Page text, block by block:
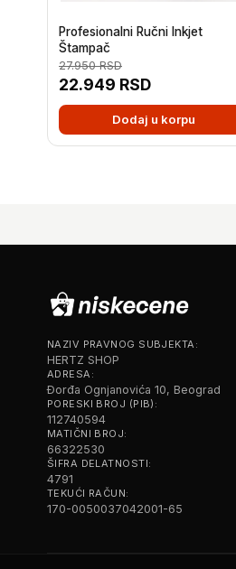
Profesionalni Ručni Inkjet
Štampač
22.949 RSD
27.950RSD
Dodaj u korpu
NAZIV PRAVNOG SUBJEKTA:
HERTZ SHOP
ADRESA:
Đorđa Ognjanovića 10, Beograd
PORESKI BROJ (PIB):
112740594
MATIČNI BROJ:
66322530
ŠIFRA DELATNOSTI:
4791
TEKUĆI RAČUN:
170-0050037042001-65